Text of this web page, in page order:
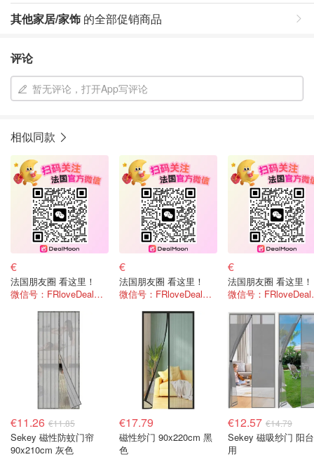
其他家居/家饰 的全部促销商品
评论
暂无评论，打开App写评论
相似同款
€
法国朋友圈 看这里！
微信号：FRloveDealmoon
€
法国朋友圈 看这里！
微信号：FRloveDealmoon
€
法国朋友圈 看这里！
微
€11.26 €11.85
Sekey 磁性防蚊门帘
90x210cm 灰色
€17.79
磁性纱门 90x220cm 黑
色
€12.57 €14.79
Sekey 磁吸纱门 阳
用